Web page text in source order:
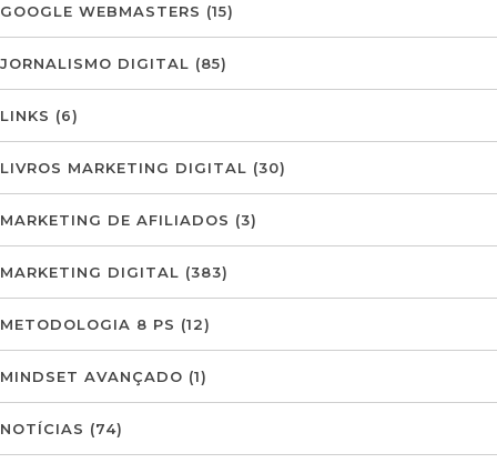
GOOGLE WEBMASTERS (15)
JORNALISMO DIGITAL (85)
LINKS (6)
LIVROS MARKETING DIGITAL (30)
MARKETING DE AFILIADOS (3)
MARKETING DIGITAL (383)
METODOLOGIA 8 PS (12)
MINDSET AVANÇADO (1)
NOTÍCIAS (74)